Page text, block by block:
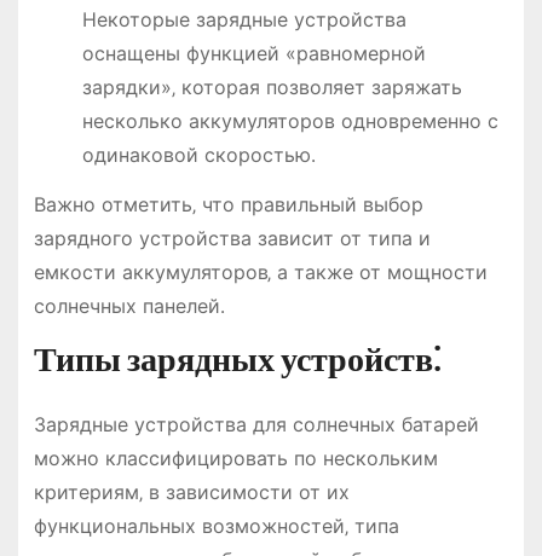
Некоторые зарядные устройства
оснащены функцией «равномерной
зарядки»‚ которая позволяет заряжать
несколько аккумуляторов одновременно с
одинаковой скоростью․
Важно отметить‚ что правильный выбор
зарядного устройства зависит от типа и
емкости аккумуляторов‚ а также от мощности
солнечных панелей․
Типы зарядных устройств⁚
Зарядные устройства для солнечных батарей
можно классифицировать по нескольким
критериям‚ в зависимости от их
функциональных возможностей‚ типа